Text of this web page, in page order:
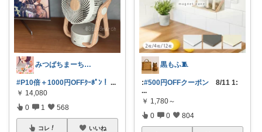
みつばちまーちᵀᴴᴬᴺᴷ ᵞᴼᵁ ◡̈*
#P10倍＋1000円OFFｸｰﾎﾟﾝ！ ...
￥ 14,080
0 1 568
コレ いいね
黒もふ🧵
:#500円OFFクーポン 8/11 1:
...
￥ 1,780～
0 0 804